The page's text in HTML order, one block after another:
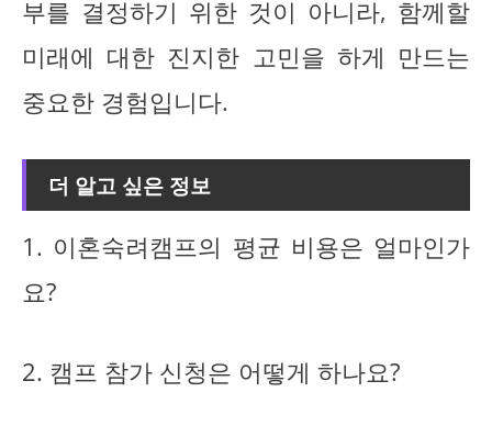
부를 결정하기 위한 것이 아니라, 함께할
미래에 대한 진지한 고민을 하게 만드는
중요한 경험입니다.
더 알고 싶은 정보
1. 이혼숙려캠프의 평균 비용은 얼마인가
요?
2. 캠프 참가 신청은 어떻게 하나요?